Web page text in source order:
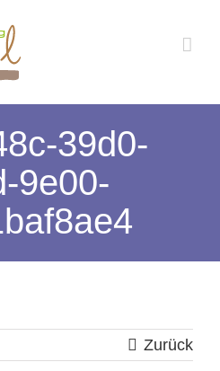
39d0-
9e00-
Zurück